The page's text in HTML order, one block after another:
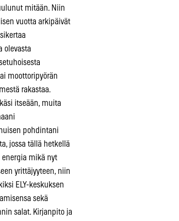
mitään. Niin
vuotta arkipäivät
olevasta
moottoripyörän
rakastaa.
itseään, muita
pohdintani
jossa tällä hetkellä
mikä nyt
yrittäjyyteen, niin
ELY-keskuksen
sekä
salat. Kirjanpito ja